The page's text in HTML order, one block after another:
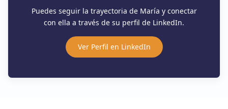
Puedes seguir la trayectoria de María y conectar
con ella a través de su perfil de LinkedIn.
Ver Perfil en LinkedIn